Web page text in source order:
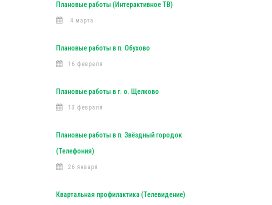
Плановые работы (Интерактивное ТВ)
4 марта
Плановые работы в п. Обухово
16 февраля
Плановые работы в г. о. Щелково
13 февраля
Плановые работы в п. Звёздный городок
(Телефония)
26 января
Квартальная профилактика (Телевидение)